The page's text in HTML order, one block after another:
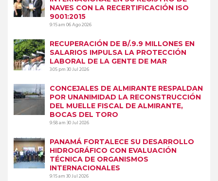
NAVES CON LA RECERTIFICACIÓN ISO
9001:2015
9:15 am06 Ago 2026
RECUPERACIÓN DE B/.9.9 MILLONES EN
SALARIOS IMPULSA LA PROTECCIÓN
LABORAL DE LA GENTE DE MAR
3:05 pm30 Jul 2026
CONCEJALES DE ALMIRANTE RESPALDAN
POR UNANIMIDAD LA RECONSTRUCCIÓN
DEL MUELLE FISCAL DE ALMIRANTE,
BOCAS DEL TORO
9:58 am30 Jul 2026
PANAMÁ FORTALECE SU DESARROLLO
HIDROGRÁFICO CON EVALUACIÓN
TÉCNICA DE ORGANISMOS
INTERNACIONALES
9:15 am30 Jul 2026